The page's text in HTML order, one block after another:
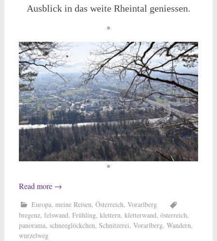
Ausblick in das weite Rheintal geniessen.
*
*
Read more →
Europa, meine Reisen, Österreich, Vorarlberg
bregenz, felswand, Frühling, klettern, kletterwand, österreich,
panorama, schneeglöckchen, Schnitzerei, Vorarlberg, Wandern,
wurzelweg